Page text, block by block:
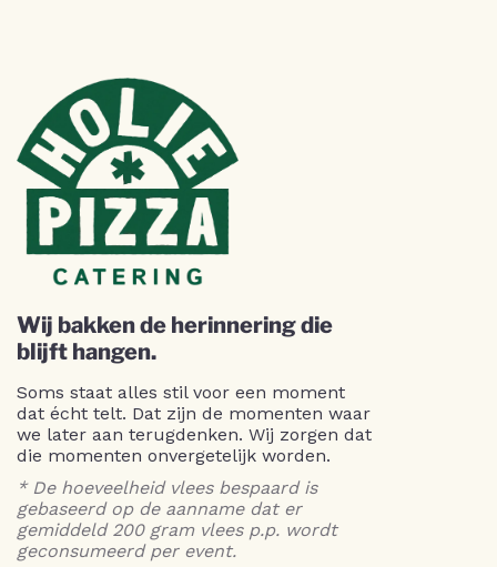
Wij bakken de herinnering die
blijft hangen.
Soms staat alles stil voor een moment
dat écht telt. Dat zijn de momenten waar
we later aan terugdenken. Wij zorgen dat
die momenten onvergetelijk worden.
* De hoeveelheid vlees bespaard is
gebaseerd op de aanname dat er
gemiddeld 200 gram vlees p.p. wordt
geconsumeerd per event.